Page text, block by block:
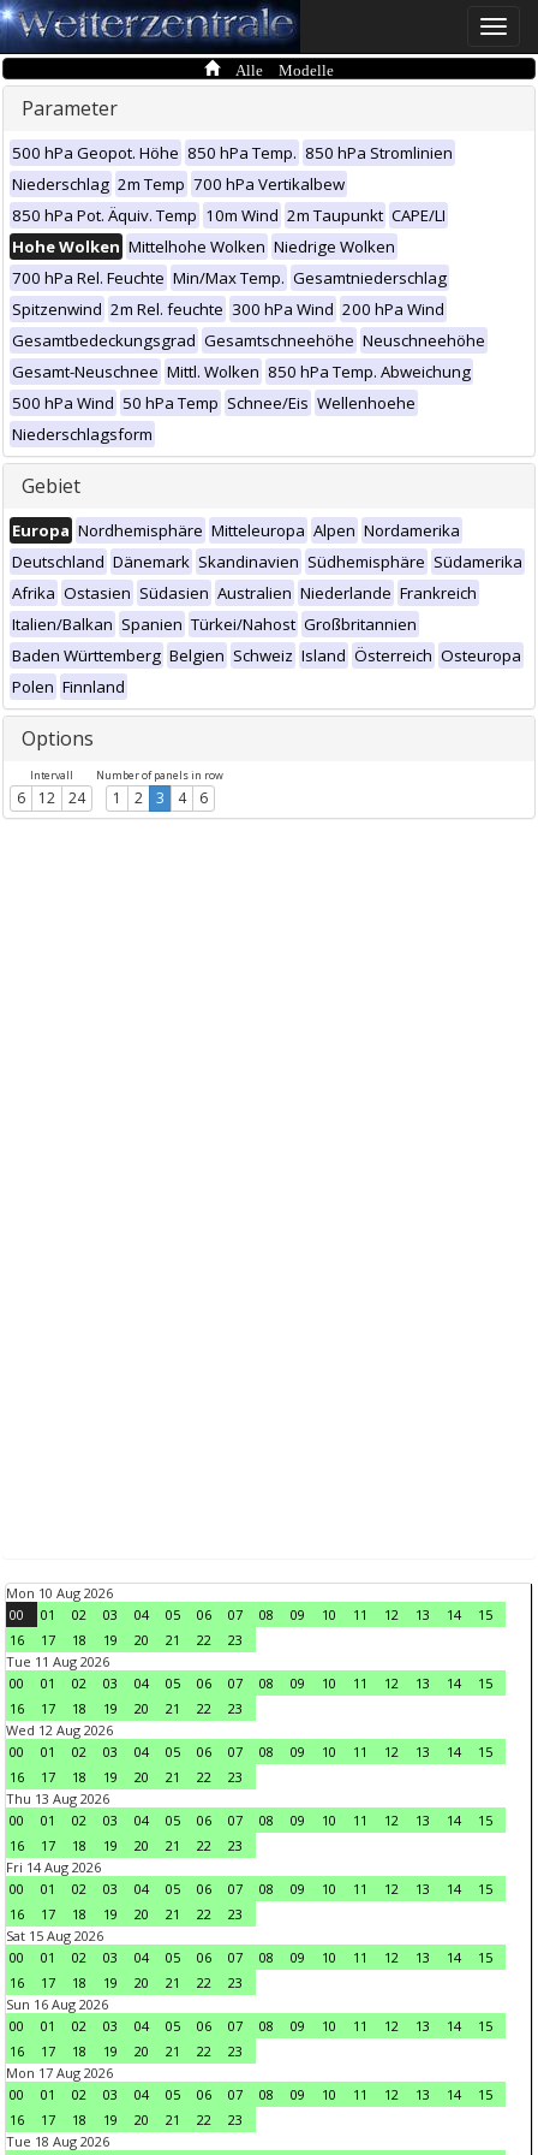
Toggle
Alle Modelle
Parameter
500 hPa Geopot. Höhe 850 hPa Temp. 850 hPa Stromlinien
Niederschlag 2m Temp 700 hPa Vertikalbew
850 hPa Pot. Äquiv. Temp 10m Wind 2m Taupunkt CAPE/LI
Hohe Wolken Mittelhohe Wolken Niedrige Wolken
700 hPa Rel. Feuchte Min/Max Temp. Gesamtniederschlag
Spitzenwind 2m Rel. feuchte 300 hPa Wind 200 hPa Wind
Gesamtbedeckungsgrad Gesamtschneehöhe Neuschneehöhe
Gesamt-Neuschnee Mittl. Wolken 850 hPa Temp. Abweichung
500 hPa Wind 50 hPa Temp Schnee/Eis Wellenhoehe
Niederschlagsform
Gebiet
Europa Nordhemisphäre Mitteleuropa Alpen Nordamerika
Deutschland Dänemark Skandinavien Südhemisphäre Südamerika
Afrika Ostasien Südasien Australien Niederlande Frankreich
Italien/Balkan Spanien Türkei/Nahost Großbritannien
Baden Württemberg Belgien Schweiz Island Österreich Osteuropa
Polen Finnland
Options
Intervall
6 12 24
Number of panels in row
1 2 3 4 6
Mon 10 Aug 2026
00
01 02 03 04 05 06 07 08 09 10 11 12 13 14
15
16
17 18 19 20 21 22
23
Tue 11 Aug 2026
00
01 02 03 04 05 06 07 08 09 10 11 12 13 14
15
16
17 18 19 20 21 22
23
Wed 12 Aug 2026
00
01 02 03 04 05 06 07 08 09 10 11 12 13 14
15
16
17 18 19 20 21 22
23
Thu 13 Aug 2026
00
01 02 03 04 05 06 07 08 09 10 11 12 13 14
15
16
17 18 19 20 21 22
23
Fri 14 Aug 2026
00
01 02 03 04 05 06 07 08 09 10 11 12 13 14
15
16
17 18 19 20 21 22
23
Sat 15 Aug 2026
00
01 02 03 04 05 06 07 08 09 10 11 12 13 14
15
16
17 18 19 20 21 22
23
Sun 16 Aug 2026
00
01 02 03 04 05 06 07 08 09 10 11 12 13 14
15
16
17 18 19 20 21 22
23
Mon 17 Aug 2026
00
01 02 03 04 05 06 07 08 09 10 11 12 13 14
15
16
17 18 19 20 21 22
23
Tue 18 Aug 2026